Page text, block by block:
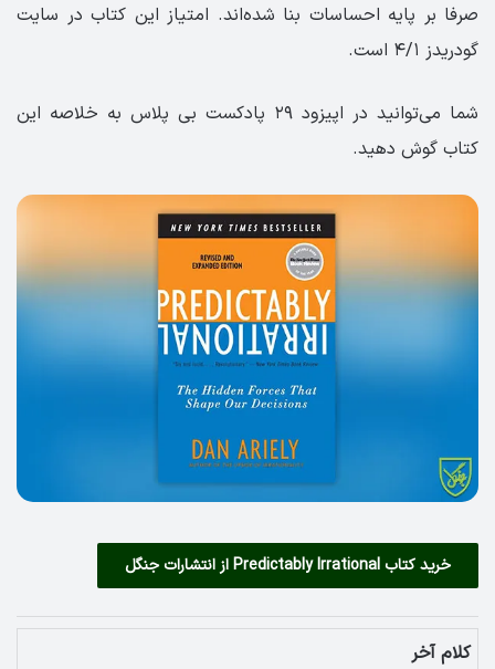
صرفا بر پایه احساسات بنا شده‌اند. امتیاز این کتاب در سایت
گودریدز ۴/۱ است.
شما می‌توانید در اپیزود ۲۹ پادکست بی‌ پلاس به خلاصه این
کتاب گوش دهید.
خرید کتاب Predictably Irrational از انتشارات جنگل
کلام آخر